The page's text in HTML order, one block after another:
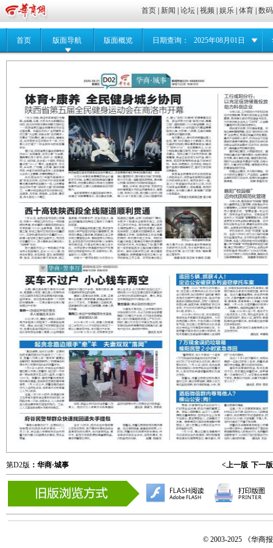
首页 |新闻 |论坛 |视频 |娱乐 |体育 |数码
首页 版面导航 版面概览 日期查询： 2025年08月01日
第D2版 ：华商·城事 下一
<上一版
© 2003-2025 《华商